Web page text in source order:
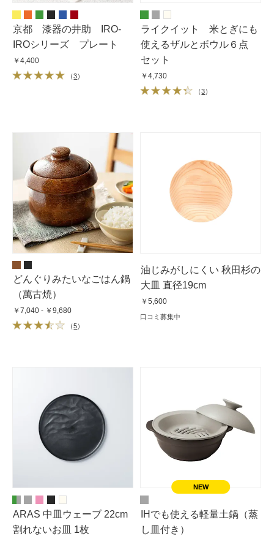
京都 漆器の井助 IRO-
IROシリーズ プレート
￥4,400
（3）
ライクイット 米とぎにも
使えるザルとボウル６点
セット
￥4,730
（3）
どんぐりみたいなごはん鍋
（萬古焼）
￥7,040 - ￥9,680
（5）
油じみがしにくい 秋田杉の
大皿 直径19cm
￥5,600
口コミ募集中
ARAS 中皿ウェーブ 22cm
割れないお皿 1枚
IHでも使える軽量土鍋（蒸
し皿付き）